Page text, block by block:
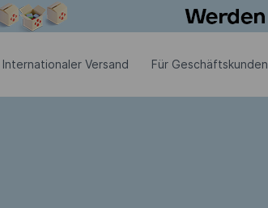
Internationaler Versand Für Geschäftskunden